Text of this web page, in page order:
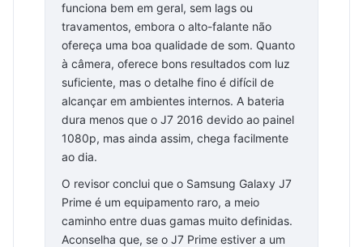
funciona bem em geral, sem lags ou
travamentos, embora o alto-falante não
ofereça uma boa qualidade de som. Quanto
à câmera, oferece bons resultados com luz
suficiente, mas o detalhe fino é difícil de
alcançar em ambientes internos. A bateria
dura menos que o J7 2016 devido ao painel
1080p, mas ainda assim, chega facilmente
ao dia.
O revisor conclui que o Samsung Galaxy J7
Prime é um equipamento raro, a meio
caminho entre duas gamas muito definidas.
Aconselha que, se o J7 Prime estiver a um